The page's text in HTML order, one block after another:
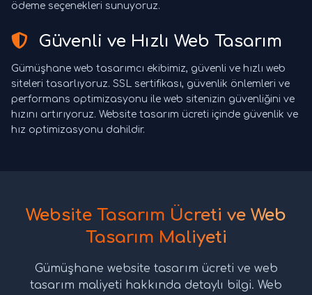
ödeme seçenekleri sunuyoruz.
Güvenli ve Hızlı Web Tasarım
Gümüşhane web tasarımcı ekibimiz, güvenli ve hızlı web
siteleri tasarlıyoruz. SSL sertifikası, güvenlik önlemleri ve
performans optimizasyonu ile web sitenizin güvenliğini ve
hızını artırıyoruz. Website tasarım ücreti içinde güvenlik ve
hız optimizasyonu dahildir.
Website Tasarım Ücreti ve Web
Tasarım Maliyeti
Gümüşhane website tasarım ücreti ve web
tasarım maliyeti hakkında detaylı bilgi. Web